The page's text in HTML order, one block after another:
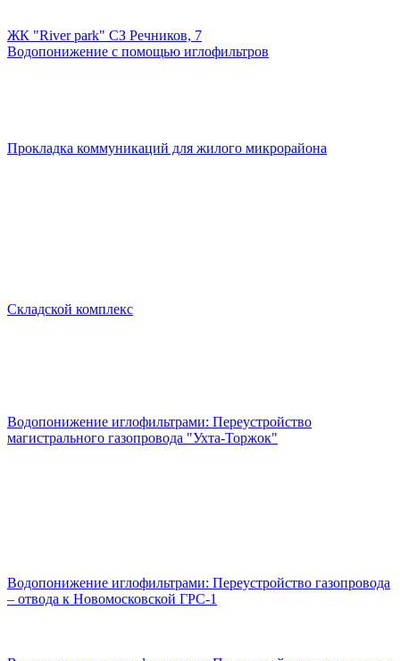
ЖК "River park" СЗ Речников, 7
Водопонижение с помощью иглофильтров
Прокладка коммуникаций для жилого микрорайона
Складской комплекс
Водопонижение иглофильтрами: Переустройство
магистрального газопровода "Ухта-Торжок"
Водопонижение иглофильтрами: Переустройство газопровода
– отвода к Новомосковской ГРС-1